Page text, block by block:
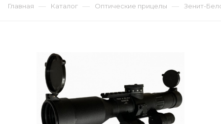
Главная — Каталог — Оптические прицелы — Зенит-